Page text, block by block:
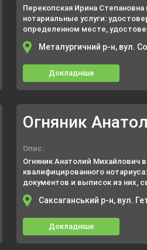
Перекопская Ирина
нотариальные услуги:
определенном месте,
времени предъявления
Металургичний р-н, вул.
Докладніше
Огняник
Опис:
Огняник Анатолий Михайлович
квалифицированного
документов и выписок из них,
документах, заверение
Саксаганський р-н, вул.
Докладніше